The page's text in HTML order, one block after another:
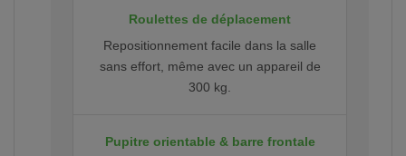
Roulettes de déplacement
Repositionnement facile dans la salle
sans effort, même avec un appareil de
300 kg.
Pupitre orientable & barre frontale